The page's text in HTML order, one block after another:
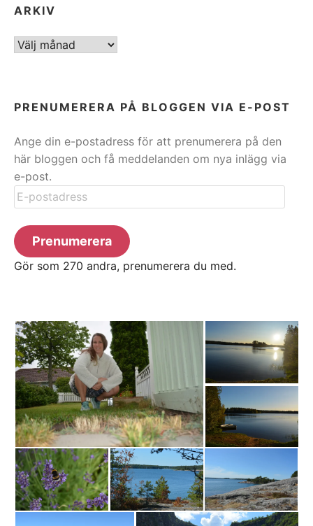
ARKIV
ARKIV
PRENUMERERA PÅ BLOGGEN VIA E-POST
Ange din e-postadress för att prenumerera på den
här bloggen och få meddelanden om nya inlägg via
e-post.
E-
postadress
Prenumerera
Gör som 270 andra, prenumerera du med.